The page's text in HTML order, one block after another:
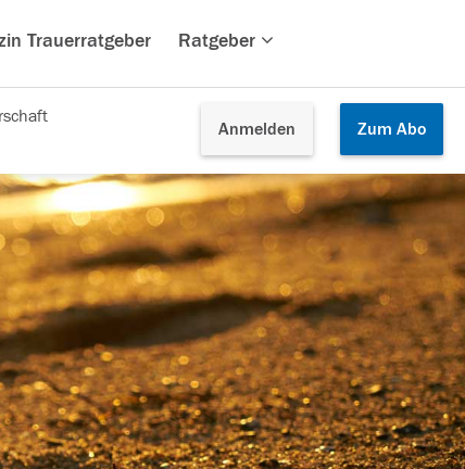
Trauerratgeber Ratgeber
Anmelden Zum Abo